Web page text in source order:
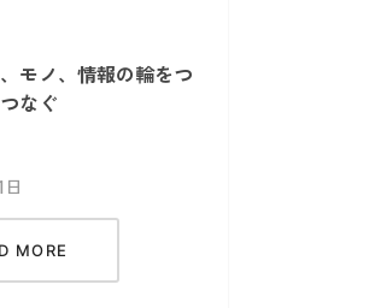
モノ、情報の輪をつ
なぐ
MORE